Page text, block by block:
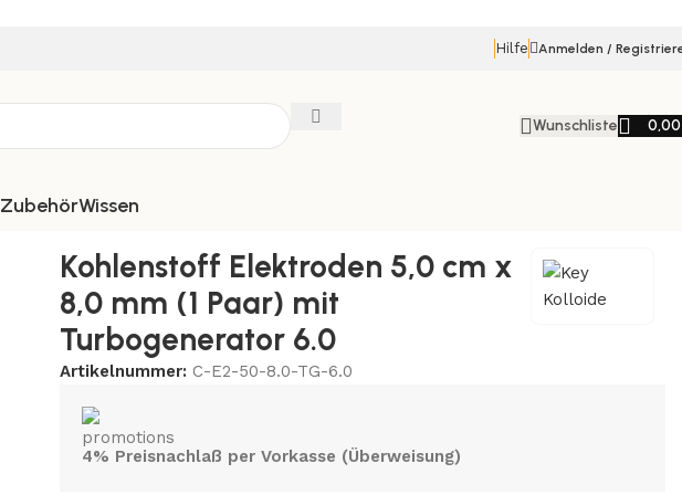
Hilfe Anmelden /
Wunschliste
ZubehörWissen
Kohlenstoff Elektroden 5,0 cm x
8,0 mm (1 Paar) mit
Turbogenerator 6.0
Artikelnummer: C-E2-50-8.0-TG-6.0
4% Preisnachlaß per Vorkasse (Überweisung)